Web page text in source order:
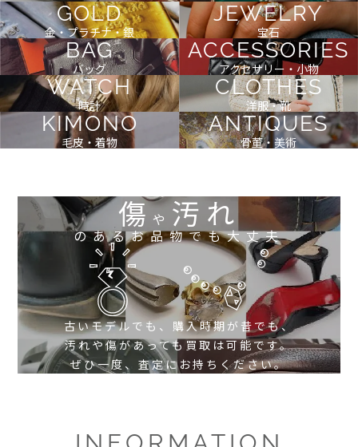
GOLD
金・プラチナ・銀
JEWELRY
宝石
BAG
バッグ
ACCESSORIES
アクセサリー・小物
WATCH
時計
CLOTHES
洋服・靴
KIMONO
毛皮・着物
ANTIQUES
骨董・美術
傷や 汚れ
のあるお品物でも大丈夫
古いモデルでも、購入時期が昔でも、
汚れや傷があっても買取は可能です。
ぜひ一度、査定にお持ちください。